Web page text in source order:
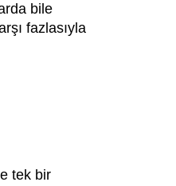
bile
fazlasıyla
tek bir